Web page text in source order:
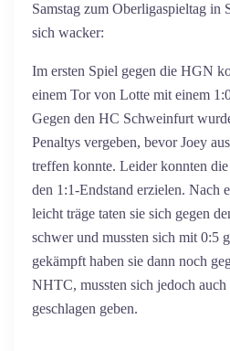
Samstag zum Oberligaspieltag in
sich wacker:
Im ersten Spiel gegen die HGN
einem Tor von Lotte mit einem
Gegen den HC Schweinfurt
Penaltys vergeben, bevor Joey
treffen konnte. Leider konnten
den 1:1-Endstand erzielen. Nach
leicht träge taten sie sich gegen
schwer und mussten sich mit 0:5
gekämpft haben sie dann noch
NHTC, mussten sich jedoch
geschlagen geben.